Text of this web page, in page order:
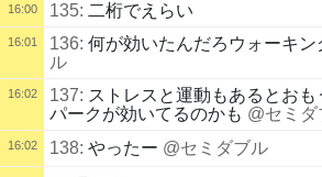
16:00 135: 二桁でえらい
16:01 136: 何が効いたんだろウォーキン
ル
16:02 137: ストレスと運動もあるとお
パークが効いてるのかも @セミダ
16:02 138: やったー @セミダブル